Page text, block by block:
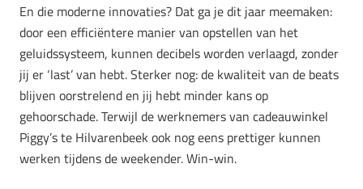
En die moderne innovaties? Dat ga je dit jaar meemaken:
door een efficiëntere manier van opstellen van het
geluidssysteem, kunnen decibels worden verlaagd, zonder
jij er ‘last’ van hebt. Sterker nog: de kwaliteit van de beats
blijven oorstrelend en jij hebt minder kans op
gehoorschade. Terwijl de werknemers van cadeauwinkel
Piggy’s te Hilvarenbeek ook nog eens prettiger kunnen
werken tijdens de weekender. Win-win.